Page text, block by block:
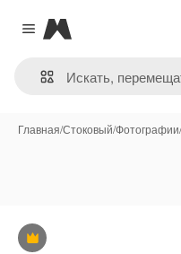
Close menu
Magnific
Главная/Стоковый/Фотографии/
Премиум